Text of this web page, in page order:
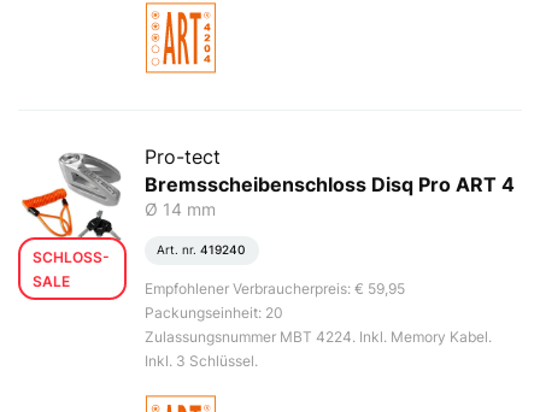
SCHLOSS-
SALE
Pro-tect
Bremsscheibenschloss Disq Pro ART 4
Ø 14 mm
Art. nr. 419240
Empfohlener Verbraucherpreis: € 59,95
Packungseinheit: 20
Zulassungsnummer MBT 4224. Inkl. Memory Kabel.
Inkl. 3 Schlüssel.